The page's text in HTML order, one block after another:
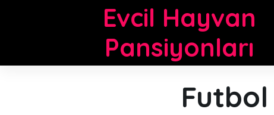
Evcil Hayvan
Pansiyonları